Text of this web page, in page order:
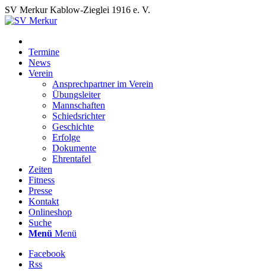
SV Merkur Kablow-Zieglei 1916 e. V.
Termine
News
Verein
Ansprechpartner im Verein
Übungsleiter
Mannschaften
Schiedsrichter
Geschichte
Erfolge
Dokumente
Ehrentafel
Zeiten
Fitness
Presse
Kontakt
Onlineshop
Suche
Menü Menü
Facebook
Rss